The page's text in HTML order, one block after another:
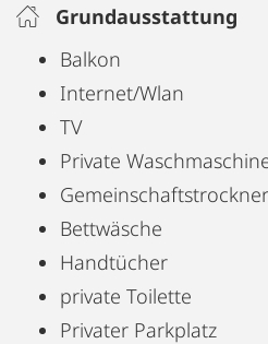
Entfernung nach Wien: mit
mit Zug 25 Minuten
Supermarkt, Bahnhof,
bis 10 Minuten.
Grundausstattung
Balkon
Internet/Wlan
TV
Private
Gemeinschaftstrockner
Bettwäsche
Handtücher
private Toilette
Privater Parkplatz